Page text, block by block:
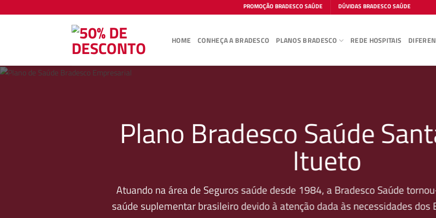
to
PROMOÇÃO BRADESCO SAÚDE DÚVIDAS BRADESCO SAÚDE
HOME CONHEÇA A BRADESCO PLANOS BRADESCO REDE HOSPITAIS
Plano Bradesco Saúde
Itueto
Atuando na área de Seguros saúde desde 1984, a Bradesco Saúde
saúde suplementar brasileiro devido à atenção dada às necessidades dos